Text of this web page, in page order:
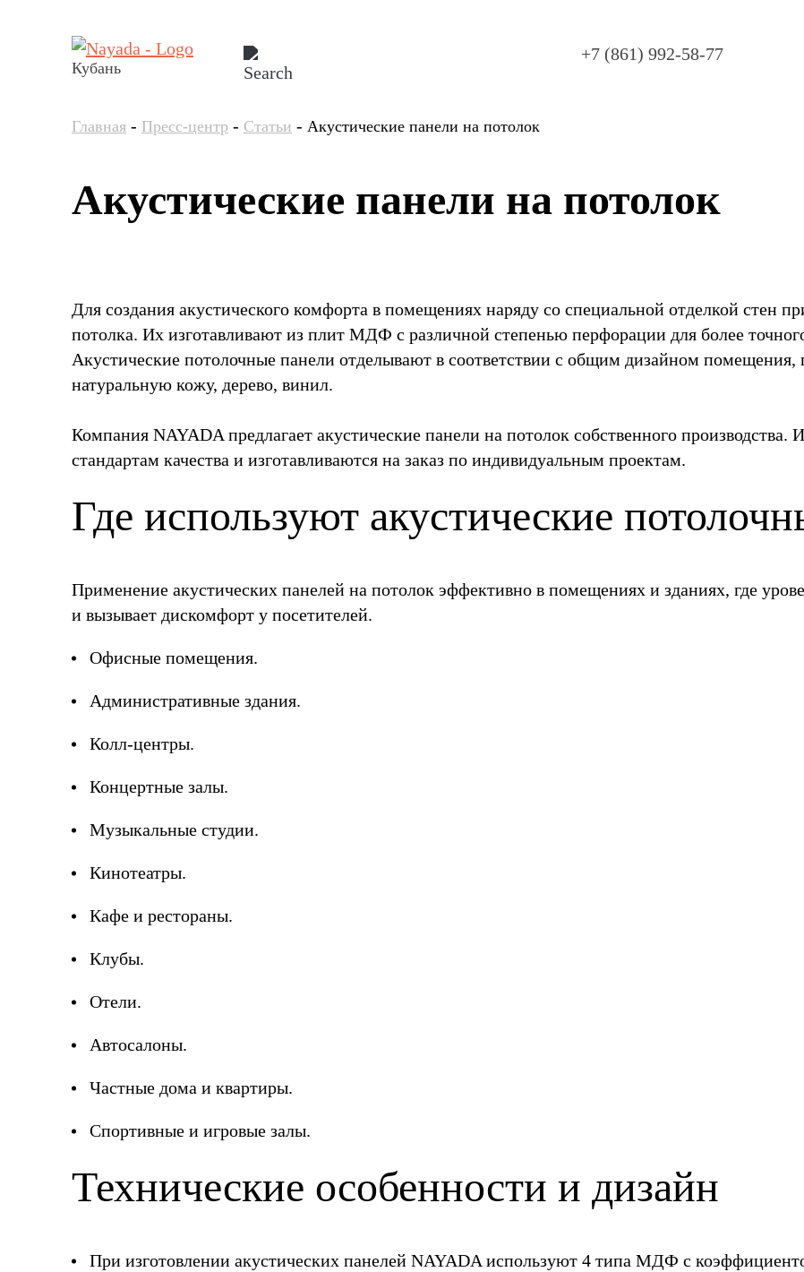
Кубань
+7 (861) 992-58-77
Главная - Пресс-центр - Статьи - Акустические панели на потолок
Акустические панели на потолок
Для создания акустического комфорта в помещениях наряду со специальной отделкой
потолка. Их изготавливают из плит МДФ с различной степенью перфорации для более
Акустические потолочные панели отделывают в соответствии с общим дизайном
натуральную кожу, дерево, винил.
Компания NAYADA предлагает акустические панели на потолок собственного производства.
стандартам качества и изготавливаются на заказ по индивидуальным проектам.
Где используют акустические
Применение акустических панелей на потолок эффективно в помещениях и зданиях, где
и вызывает дискомфорт у посетителей.
Офисные помещения.
Административные здания.
Колл-центры.
Концертные залы.
Музыкальные студии.
Кинотеатры.
Кафе и рестораны.
Клубы.
Отели.
Автосалоны.
Частные дома и квартиры.
Спортивные и игровые залы.
Технические особенности и дизайн
При изготовлении акустических панелей NAYADA используют 4 типа МДФ с